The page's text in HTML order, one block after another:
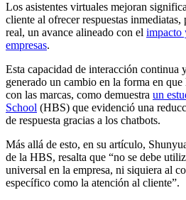
Los asistentes virtuales mejoran
cliente al ofrecer respuestas
real, un avance alineado con el impacto
empresas.
Esta capacidad de interacción continua
generado un cambio en la forma en que
con las marcas, como demuestra un
School (HBS) que evidenció una
de respuesta gracias a los chatbots.
Más allá de esto, en su artículo,
de la HBS, resalta que “no se debe
universal en la empresa, ni siquiera al
específico como la atención al cliente”.